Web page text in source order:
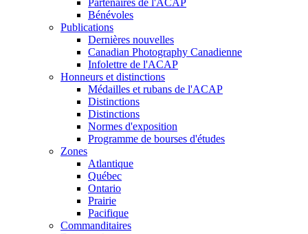
Partenaires de l'ACAP
Bénévoles
Publications
Dernières nouvelles
Canadian Photography Canadienne
Infolettre de l'ACAP
Honneurs et distinctions
Médailles et rubans de l'ACAP
Distinctions
Distinctions
Normes d'exposition
Programme de bourses d'études
Zones
Atlantique
Québec
Ontario
Prairie
Pacifique
Commanditaires